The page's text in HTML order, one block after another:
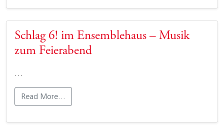
Schlag 6! im Ensemblehaus – Musik
zum Feierabend
…
Read More…